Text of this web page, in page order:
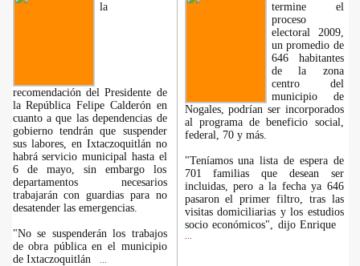
la
recomendación del Presidente de
la República Felipe Calderón en
cuanto a que las dependencias de
gobierno tendrán que suspender
sus labores, en Ixtaczoquitlán no
habrá servicio municipal hasta el
6 de mayo, sin embargo los
departamentos necesarios
trabajarán con guardias para no
desatender las emergencias.
"No se suspenderán los trabajos
de obra pública en el municipio
de Ixtaczoquitlán
termine el
proceso
electoral 2009,
un promedio de
646 habitantes
de la zona
centro del
municipio de
Nogales, podrían ser incorporados
al programa de beneficio social,
federal, 70 y más.
"Teníamos una lista de espera de
701 familias que desean ser
incluidas, pero a la fecha ya 646
pasaron el primer filtro, tras las
visitas domiciliarias y los estudios
socio económicos", dijo Enrique